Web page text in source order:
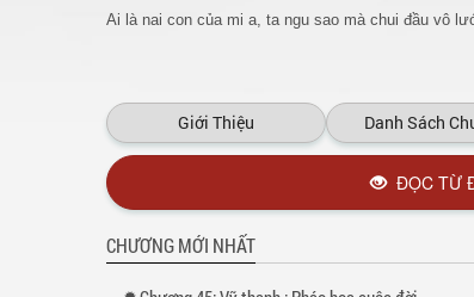
Ai là nai con của mi a, ta ngu sao mà chui đầu vô
hơi nhu nhược, nhưng quyết không chịu khuất
Cái gì?‘Muốn nói cho con gái mình sao!!!’
“Papa!”
A, đừng có “hiếu thuận” kiểu này mà!!
Ô, ta chẳng muốn sáng nào cũng ăn “bánh quẩy”,
Xem thêm tại :Kho truyện
Giới Thiệu Danh Sách
ĐỌC TỪ
CHƯƠNG MỚI NHẤT